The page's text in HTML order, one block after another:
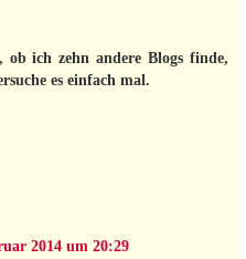
ich zehn andere Blogs finde,
es einfach mal.
2014 um 20:29